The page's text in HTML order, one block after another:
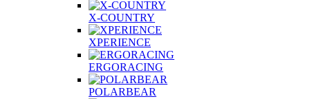
X-COUNTRY
XPERIENCE
ERGORACING
POLARBEAR